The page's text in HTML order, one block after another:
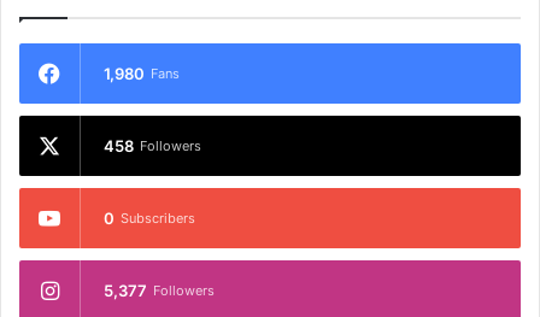
1,980 Fans
458 Followers
0 Subscribers
5,377 Followers